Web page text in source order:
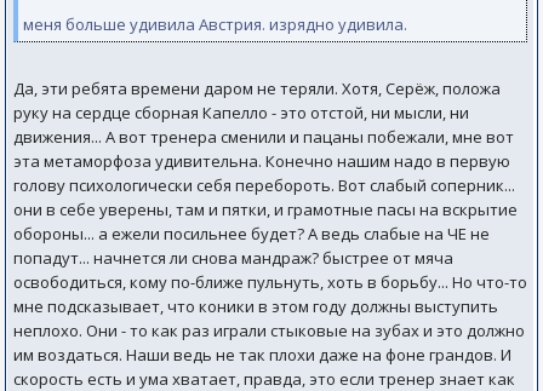
меня больше удивила Австрия. изрядно удивила.
Да, эти ребята времени даром не теряли. Хотя, Серёж, положа
руку на сердце сборная Капелло - это отстой, ни мысли, ни
движения... А вот тренера сменили и пацаны побежали, мне вот
эта метаморфоза удивительна. Конечно нашим надо в первую
голову психологически себя перебороть. Вот слабый соперник...
они в себе уверены, там и пятки, и грамотные пасы на вскрытие
обороны... а ежели посильнее будет? А ведь слабые на ЧЕ не
попадут... начнется ли снова мандраж? быстрее от мяча
освободиться, кому по-ближе пульнуть, хоть в борьбу... Но что-то
мне подсказывает, что коники в этом году должны выступить
неплохо. Они - то как раз играли стыковые на зубах и это должно
им воздаться. Наши ведь не так плохи даже на фоне грандов. И
скорость есть и ума хватает, правда, это если тренер знает как